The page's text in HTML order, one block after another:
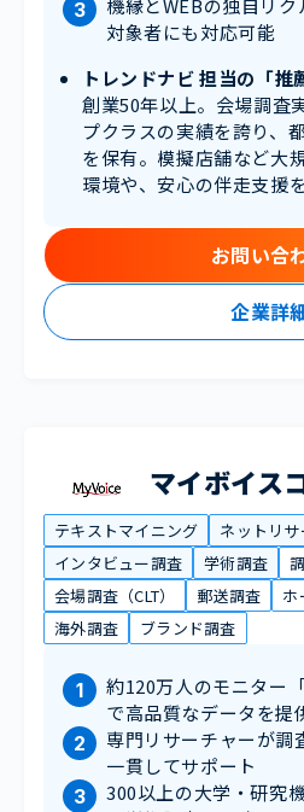
機縁とWEBの独自リ
対象者にも対応可能
トレンドナビ 担当の「推
創業50年以上。会場調査
プクラスの実績を誇り、
を保有。模擬店舗など大
環境や、安心の伴走支援
企業詳
お問い合
マイボイス
テキストマイニング
ネットリサ
インタビュー調査
学術調査
会場調査（CLT）
郵送調査
ホ
海外調査
ブランド調査
約120万人のモニター
で高品質なデータを提
専門リサーチャーが調
一貫してサポート
300以上の大学・研究